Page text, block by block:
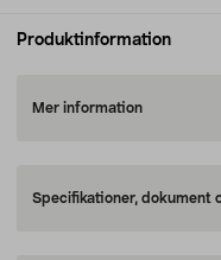
Produktinformation
Mer information
Specifikationer, dokument